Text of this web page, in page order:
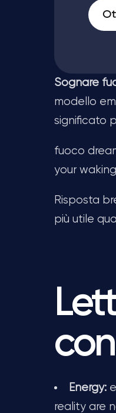
Sognare
modello
significato
fuoco
your
Risposta
più utile
Energy:
reality are